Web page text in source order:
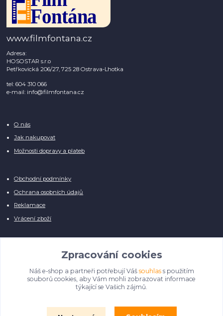
www.filmfontana.cz
Adresa:
HOSOSTAR s.r.o
Petřkovická 206/27, 725 28 Ostrava-Lhotka
tel: 604 310 066
e-mail: info@filmfontana.cz
O nás
Jak nakupovat
Možnosti dopravy a plateb
Obchodní podmínky
Ochrana osobních údajů
Reklamace
Vrácení zboží
Manuálně pro Vás kontrolujeme každý produkt, přesto se může stát, že u
několika z nich je vyobrazen pouze obrázek informativního charakteru.
Omlouváme se, na úpravě databáze pilně pracujeme.
Zpracování cookies
Náš e-shop a partneři potřebují Váš souhlass použitím
souborů cookies, aby Vám mohli zobrazovat informace
týkající se Vašich zájmů.